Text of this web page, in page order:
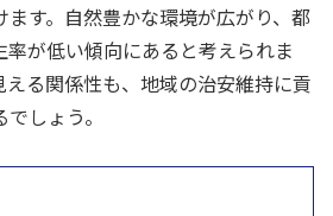
す。自然豊かな環境が広がり、都
が低い傾向にあると考えられま
る関係性も、地域の治安維持に貢
しょう。